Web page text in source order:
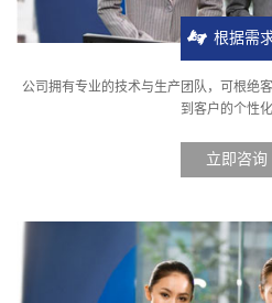
根据需
公司拥有专业的技术与生产团队，可根绝
到客户的个性化
立即咨询